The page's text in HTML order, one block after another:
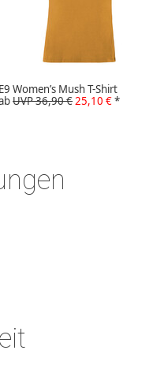
E9 Women’s Mush T-Shirt
UVP 36,90 €25,10 €*